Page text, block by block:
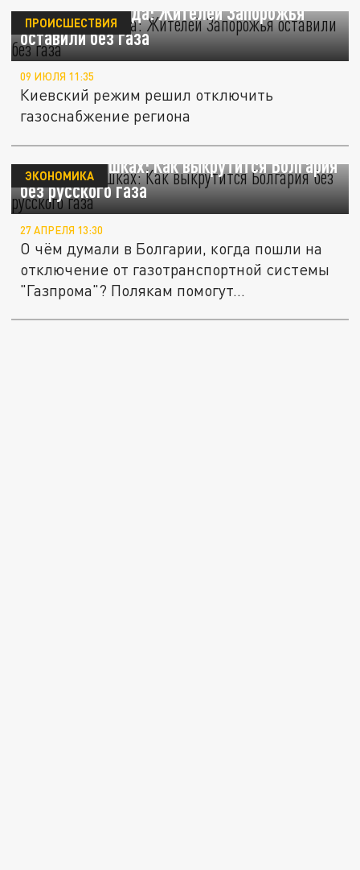
Методы геноцида: Жителей Запорожья
оставили без газа
ПРОИСШЕСТВИЯ
09 ИЮЛЯ 11:35
Киевский режим решил отключить
газоснабжение региона
Опыты на кошках: Как выкрутится Болгария
без русского газа
ЭКОНОМИКА
27 АПРЕЛЯ 13:30
О чём думали в Болгарии, когда пошли на
отключение от газотранспортной системы
"Газпрома"? Полякам помогут...